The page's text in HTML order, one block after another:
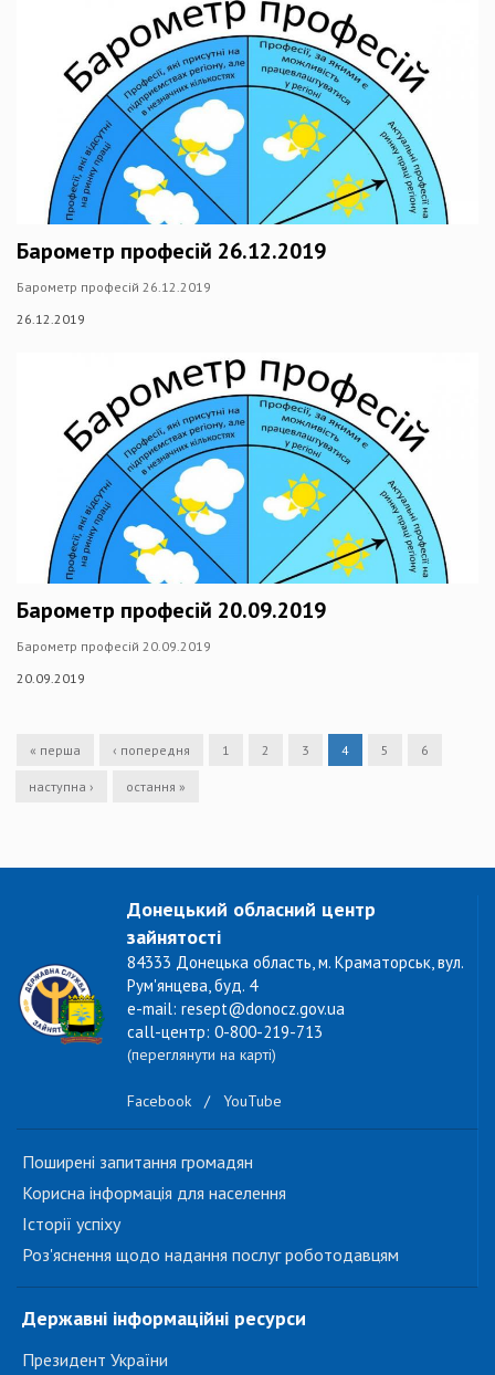
Барометр професій 26.12.2019
Барометр професій 26.12.2019
26.12.2019
Барометр професій 20.09.2019
Барометр професій 20.09.2019
20.09.2019
« перша ‹ попередня 1 2 3 4 5 6
наступна › остання »
Донецький обласний центр
зайнятості
84333 Донецька область, м. Краматорськ, вул.
Рум'янцева, буд. 4
e-mail: resept@donocz.gov.ua
call-центр: 0-800-219-713
(переглянути на карті)
Facebook / YouTube
Поширені запитання громадян
Корисна інформація для населення
Історії успіху
Роз'яснення щодо надання послуг роботодавцям
Державні інформаційні ресурси
Президент України